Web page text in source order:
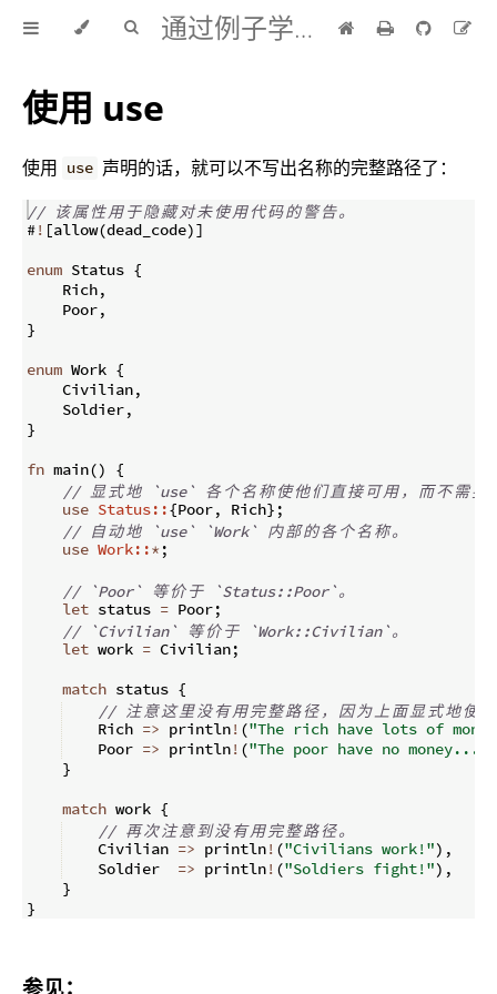
通过例子学 Rust 中文版
使用 use
使用 use 声明的话，就可以不写出名称的完整路径了：
// 该属 性用 于隐藏对未 使用 代码的 警 告。
#! [allow(dead_code)]
enum Status {
    Rich
,
    Poor
,
}
enum Work {
    Civilian
,
    Soldier
,
}
fn main()
{
// 显式地 `use` 各 个名称 使 他 们直接 可用 ， 而不 需要
use Status::{Poor, Rich} ;
// 自动地 `use` `Work` 内部的各 个名称。
use Work::* ;
// `Poor` 等 价 于 `Status::Poor`。
let status = Poor;
// `Civilian`
等 价 于 `Work::Civilian`。
let work = Civilian;
match status {
// 注意这里没 有用 完整路径 ， 因为上面显式地 使
    Rich
=> println! ("The rich have lots of
    Poor
=> println! ("The poor have no money..."
}
match work {
// 再次注意到没 有用 完整路径。
    Civilian
=> println! ("Civilians work!") ,
    Soldier
=> println! ("Soldiers fight!") ,
}
}
参见：